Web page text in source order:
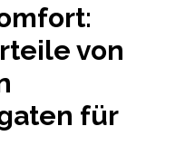
von
für